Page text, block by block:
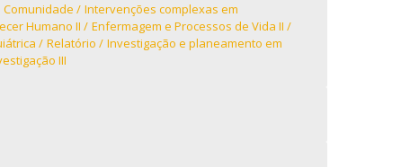
Comunidade
Intervenções complexas em
Humano II
Enfermagem e Processos de Vida II
Relatório
Investigação e planeamento em
III